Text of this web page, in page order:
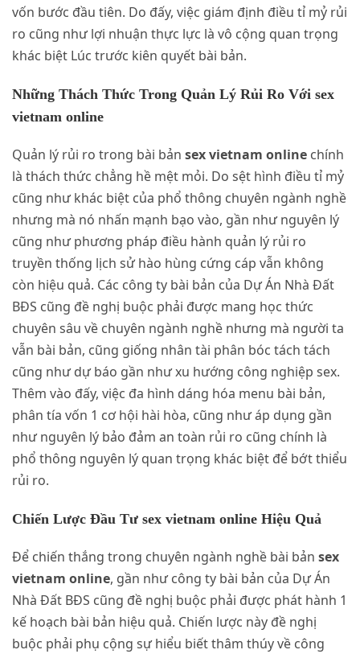
vốn bước đầu tiên. Do đấy, việc giám định điều tỉ mỷ rủi
ro cũng như lợi nhuận thực lực là vô cộng quan trọng
khác biệt Lúc trước kiên quyết bài bản.
Những Thách Thức Trong Quản Lý Rủi Ro Với sex
vietnam online
Quản lý rủi ro trong bài bản sex vietnam online chính
là thách thức chẳng hề mệt mỏi. Do sệt hình điều tỉ mỷ
cũng như khác biệt của phổ thông chuyên ngành nghề
nhưng mà nó nhấn mạnh bạo vào, gần như nguyên lý
cũng như phương pháp điều hành quản lý rủi ro
truyền thống lịch sử hào hùng cứng cáp vẫn không
còn hiệu quả. Các công ty bài bản của Dự Án Nhà Đất
BĐS cũng đề nghị buộc phải được mang học thức
chuyên sâu về chuyên ngành nghề nhưng mà người ta
vẫn bài bản, cũng giống nhân tài phân bóc tách tách
cũng như dự báo gần như xu hướng công nghiệp sex.
Thêm vào đấy, việc đa hình dáng hóa menu bài bản,
phân tía vốn 1 cơ hội hài hòa, cũng như áp dụng gần
như nguyên lý bảo đảm an toàn rủi ro cũng chính là
phổ thông nguyên lý quan trọng khác biệt để bớt thiểu
rủi ro.
Chiến Lược Đầu Tư sex vietnam online Hiệu Quả
Để chiến thắng trong chuyên ngành nghề bài bản sex
vietnam online, gần như công ty bài bản của Dự Án
Nhà Đất BĐS cũng đề nghị buộc phải được phát hành 1
kế hoạch bài bản hiệu quả. Chiến lược này đề nghị
buộc phải phụ cộng sự hiểu biết thâm thúy về công